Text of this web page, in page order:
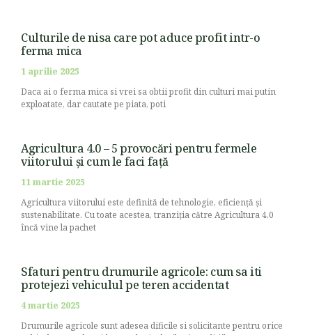
Culturile de nisa care pot aduce profit intr-o
ferma mica
1 aprilie 2025
Daca ai o ferma mica si vrei sa obtii profit din culturi mai putin
exploatate, dar cautate pe piata, poti
Agricultura 4.0 – 5 provocări pentru fermele
viitorului și cum le faci față
11 martie 2025
Agricultura viitorului este definită de tehnologie, eficiență și
sustenabilitate. Cu toate acestea, tranziția către Agricultura 4.0
încă vine la pachet
Sfaturi pentru drumurile agricole: cum sa iti
protejezi vehiculul pe teren accidentat
4 martie 2025
Drumurile agricole sunt adesea dificile si solicitante pentru orice